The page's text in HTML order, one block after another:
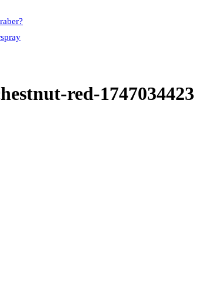
red-1747034423